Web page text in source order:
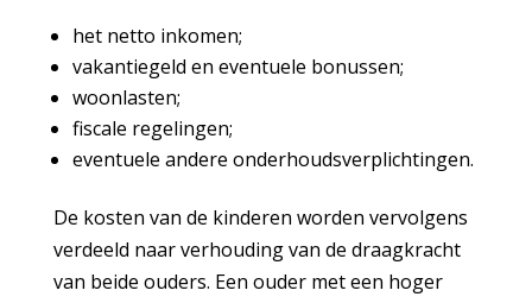
het netto inkomen;
vakantiegeld en eventuele bonussen;
woonlasten;
fiscale regelingen;
eventuele andere onderhoudsverplichtingen.
De kosten van de kinderen worden vervolgens
verdeeld naar verhouding van de draagkracht
van beide ouders. Een ouder met een hoger